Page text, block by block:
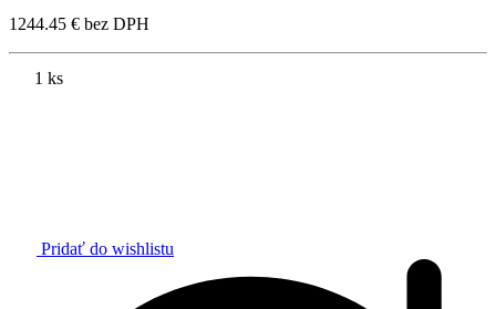
1244.45 € bez DPH
1 ks
Pridať do wishlistu